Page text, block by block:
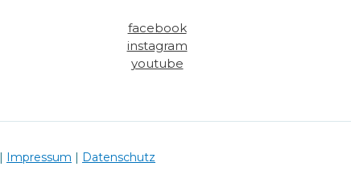
facebook
instagram
youtube
Impressum Datenschutz